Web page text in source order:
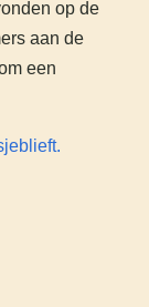
op de
aan de
een